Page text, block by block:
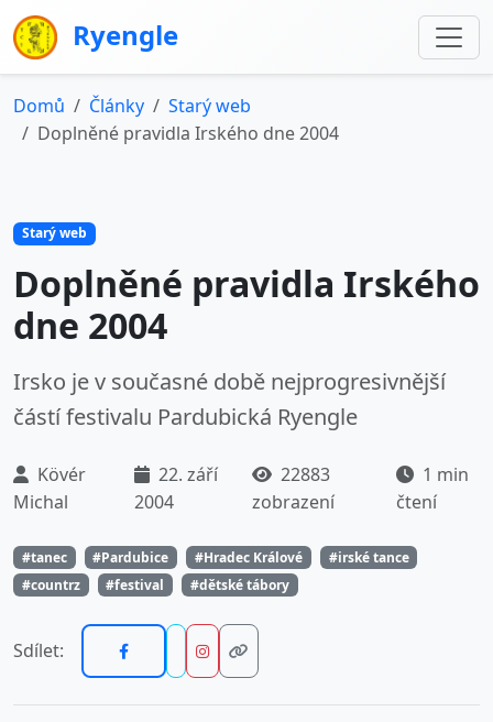
Ryengle
Domů Články
Starý web
Doplněné pravidla Irského dne 2004
Starý web
Doplněné pravidla Irského
dne 2004
Irsko je v současné době nejprogresivnější
částí festivalu Pardubická Ryengle
Kövér
Michal
22. září
2004
22883
zobrazení
1 min
čtení
#tanec #Pardubice #Hradec Králové
#irské tance
#countrz
#festival #dětské tábory
Sdílet: